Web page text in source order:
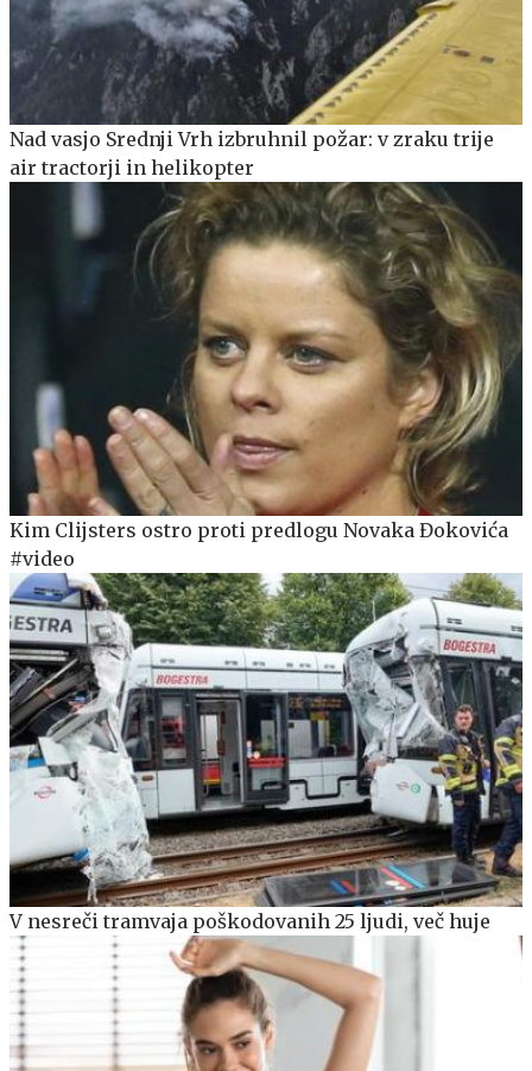
Nad vasjo Srednji Vrh izbruhnil požar: v zraku trije
air tractorji in helikopter
Kim Clijsters ostro proti predlogu Novaka Đokovića
#video
V nesreči tramvaja poškodovanih 25 ljudi, več huje